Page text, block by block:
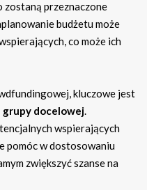
zostaną przeznaczone
budżetu może
co może ich
kluczowe jest
docelowej
wspierających
pomóc w dostosowaniu
zwiększyć szanse na